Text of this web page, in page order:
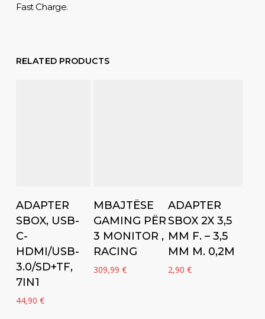
Fast Charge.
RELATED PRODUCTS
ADAPTER
SBOX, USB-
C-
HDMI/USB-
3.0/SD+TF,
7IN1
44,90 €
Add to cart
MBAJTËSE
GAMING PËR
3 MONITOR ,
RACING
309,99€
ADAPTER
SBOX 2X 3,5
MM F. – 3,5
MM M. 0,2M
2,90€